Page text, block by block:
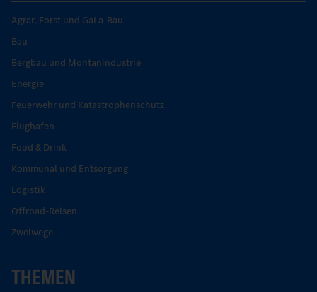
Agrar, Forst und GaLa-Bau
Bau
Bergbau und Montanindustrie
Energie
Feuerwehr und Katastrophenschutz
Flughafen
Food & Drink
Kommunal und Entsorgung
Logistik
Offroad-Reisen
Zweiwege
THEMEN